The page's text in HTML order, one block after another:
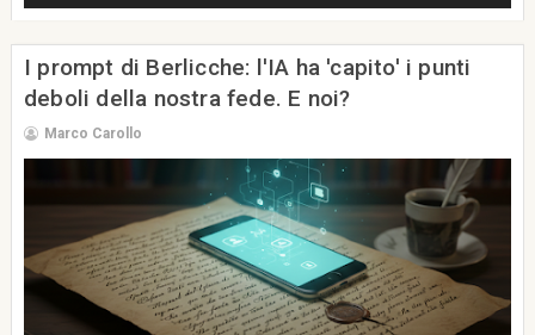
I prompt di Berlicche: l'IA ha 'capito' i punti
deboli della nostra fede. E noi?
Marco Carollo